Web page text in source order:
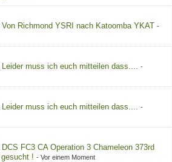
Von Richmond YSRI nach Katoomba YKAT -
Leider muss ich euch mitteilen dass.... -
Leider muss ich euch mitteilen dass.... -
DCS FC3 CA Operation 3 Chameleon 373rd
! - Vor einem Moment